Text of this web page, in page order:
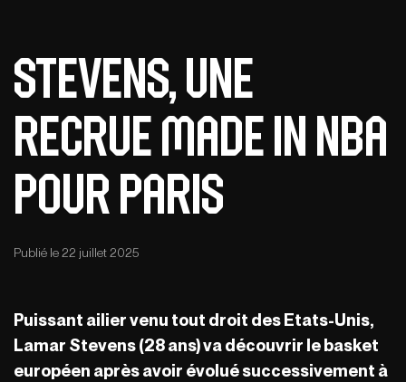
Stevens, une
recrue made in NBA
pour Paris
Publié le 22 juillet 2025
Puissant ailier venu tout droit des Etats-Unis,
Lamar Stevens (28 ans) va découvrir le basket
européen après avoir évolué successivement à